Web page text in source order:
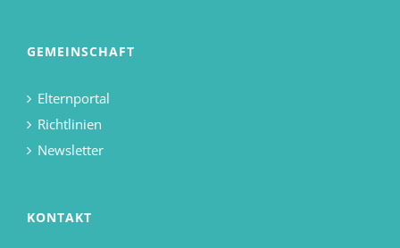
GEMEINSCHAFT
Elternportal
Richtlinien
Newsletter
KONTAKT